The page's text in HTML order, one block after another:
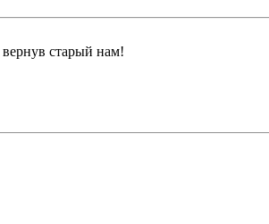
вернув старый нам!